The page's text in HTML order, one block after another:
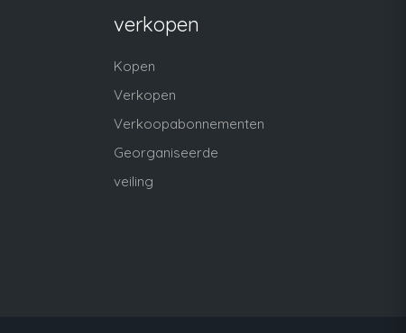
verkopen
Kopen
Verkopen
Verkoopabonnementen
Georganiseerde
veiling